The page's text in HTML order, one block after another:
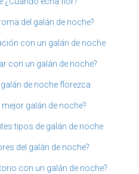
del galán de noche?
con un galán de noche
con un galán de noche?
de noche florezca
galán de noche?
tipos de galán de noche
del galán de noche?
con un galán de noche?